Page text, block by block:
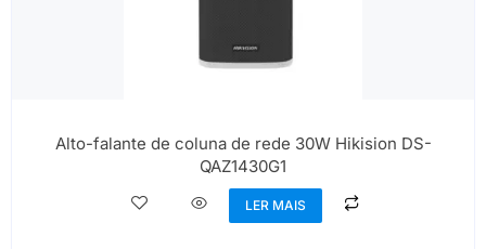
Alto-falante de coluna de rede 30W Hikision DS-
QAZ1430G1
LER MAIS